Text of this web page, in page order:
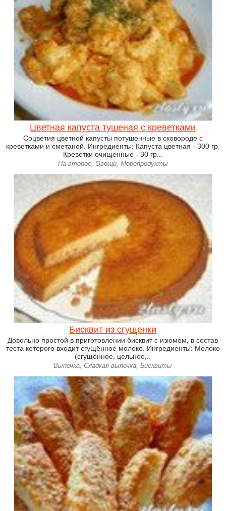
Цветная капуста тушеная с креветками
Соцветия цветной капусты потушенные в сковороде с
креветками и сметаной. Ингредиенты: Капуста цветная - 300 гр.
Креветки очищенные - 30 гр...
На второе, Овощи, Морепродукты
Бисквит из сгущенки
Довольно простой в приготовлении бисквит с изюмом, в состав
теста которого входит сгущённое молоко. Ингредиенты: Молоко
(сгущенное, цельное,..
Выпечка, Сладкая выпечка, Бисквиты